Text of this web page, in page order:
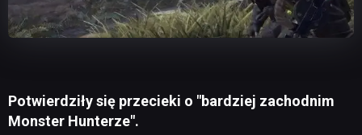
Potwierdziły się przecieki o "bardziej zachodnim
Monster Hunterze".